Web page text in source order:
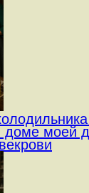
доме моей